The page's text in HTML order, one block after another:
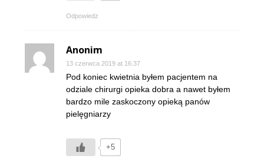
Odpowiedz
Anonim
13 czerwca 2019 at 16:37
Pod koniec kwietnia byłem pacjentem na
odziale chirurgi opieka dobra a nawet byłem
bardzo mile zaskoczony opieką panów
pielęgniarzy
+5